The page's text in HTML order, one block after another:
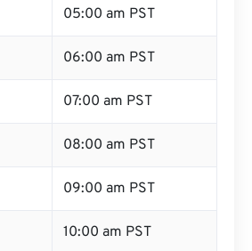
05:00 am PST
06:00 am PST
07:00 am PST
08:00 am PST
09:00 am PST
10:00 am PST